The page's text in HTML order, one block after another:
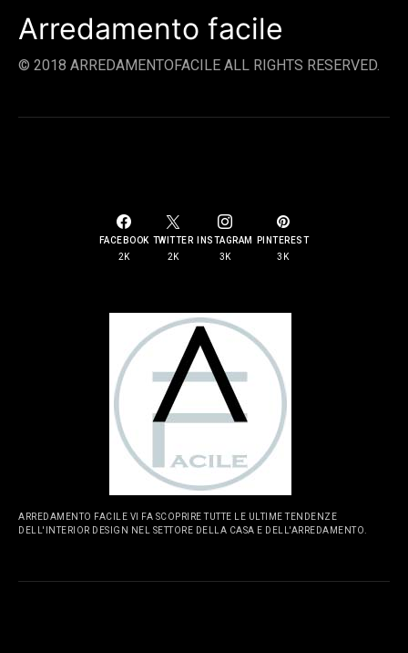
Arredamento facile
© 2018 ARREDAMENTOFACILE ALL RIGHTS RESERVED.
FACEBOOK
2K
TWITTER
2K
INSTAGRAM
3K
PINTEREST
3K
ARREDAMENTO FACILE VI FA SCOPRIRE TUTTE LE ULTIME TENDENZE
DELL'INTERIOR DESIGN NEL SETTORE DELLA CASA E DELL'ARREDAMENTO.